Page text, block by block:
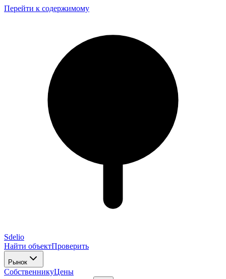
Перейти к содержимому
Sdelio
Найти объектПроверить
Рынок
СобственникуЦены